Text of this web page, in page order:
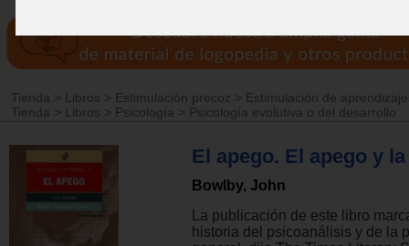
Tienda > Libros > Estimulación precoz > Estimulación de
Tienda
> Libros > Psicología > Psicología evolutiva o del desarrollo
El apego. El apego y
Bowlby, John
La publicación de este libro
historia del psicoanálisis y de la